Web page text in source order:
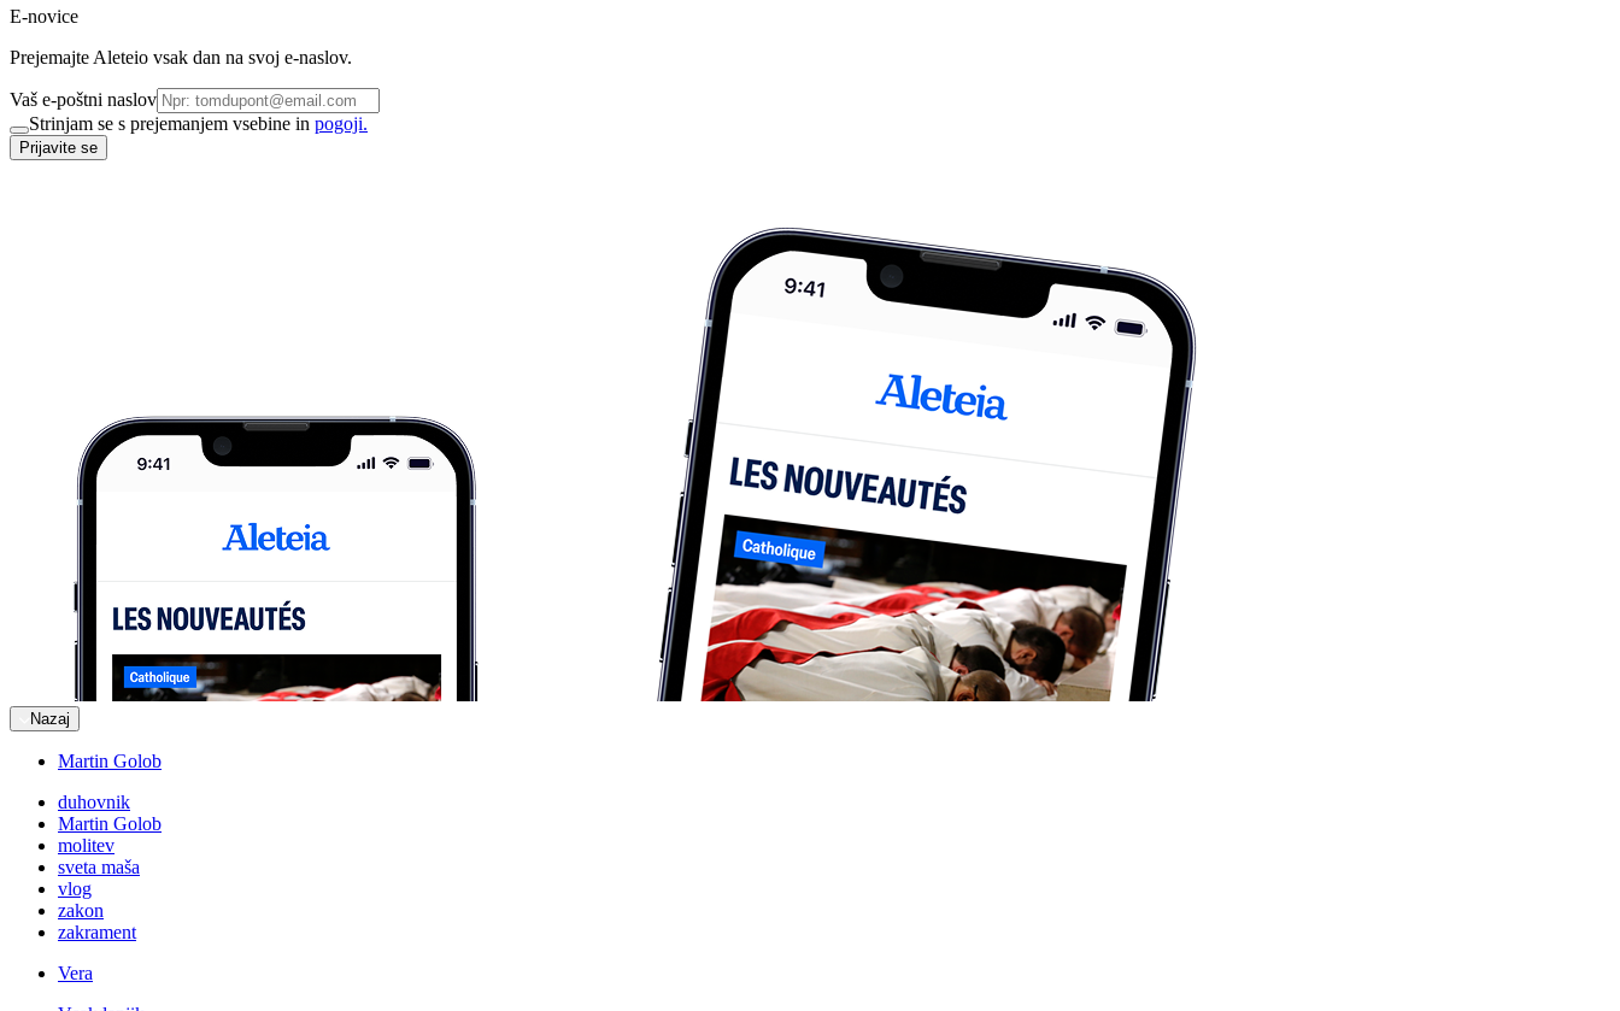
E-novice
Prejemajte Aleteio vsak dan na svoj e-naslov.
Vaš e-poštni naslov
Strinjam se s prejemanjem vsebine in pogoji.
Prijavite se
Nazaj
Martin Golob
duhovnik
Martin Golob
molitev
sveta maša
vlog
zakon
zakrament
Vera